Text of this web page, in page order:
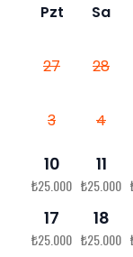
Pzt Sa
27 28
3 4
10
₺25.000
11
₺25.000
17
₺25.000
18
₺25.000